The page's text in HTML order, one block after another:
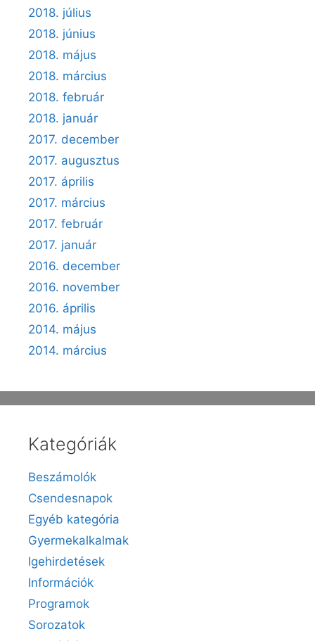
2018. július
2018. június
2018. május
2018. március
2018. február
2018. január
2017. december
2017. augusztus
2017. április
2017. március
2017. február
2017. január
2016. december
2016. november
2016. április
2014. május
2014. március
Kategóriák
Beszámolók
Csendesnapok
Egyéb kategória
Gyermekalkalmak
Igehirdetések
Információk
Programok
Sorozatok